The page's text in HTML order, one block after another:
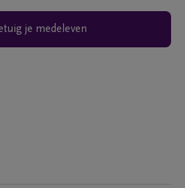
je medeleven